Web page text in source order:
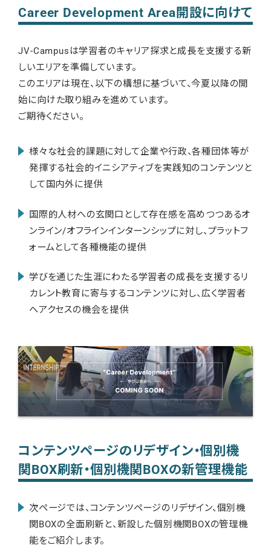
Career Development Area開設に向けて
JV-Campusは学習者のキャリア探求と成長を支援する新
しいエリアを準備しています。
このエリアは現在、以下の構想に基づいて、今夏以降の開
始に向けた取り組みを進めています。
ご期待ください。
様々な社会的課題に対して企業や行政、各種団体等が
発揮する社会的イニシアティブを実践知のコンテンツと
して国内外に提供
国際的人材への玄関口として存在感を高めつつあるオ
ンライン/オフラインインターンシップに対し、プラットフ
ォームとして各種機能の提供
学びを通じた生涯にわたる学習者の成長を支援するリ
カレント教育に寄与するコンテンツに対し、広く学習者
へアクセスの機会を提供
コンテンツページのリデザイン・個別機
関BOX刷新・個別機関BOXの新管理機能
次ページでは、コンテンツページのリデザイン、個別機
関BOXの全面刷新と、新設した個別機関BOXの管理機
能をご紹介します。